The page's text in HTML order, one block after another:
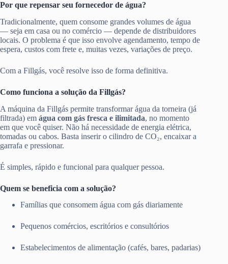
Por que repensar seu fornecedor de água?
Tradicionalmente, quem consome grandes volumes de água
— seja em casa ou no comércio — depende de distribuidores
locais. O problema é que isso envolve agendamento, tempo de
espera, custos com frete e, muitas vezes, variações de preço.
Com a Fillgás, você resolve isso de forma definitiva.
Como funciona a solução da Fillgás?
A máquina da Fillgás permite transformar água da torneira (já
filtrada) em água com gás fresca e ilimitada, no momento
em que você quiser. Não há necessidade de energia elétrica,
tomadas ou cabos. Basta inserir o cilindro de CO₂, encaixar a
garrafa e pressionar.
É simples, rápido e funcional para qualquer pessoa.
Quem se beneficia com a solução?
Famílias que consomem água com gás diariamente
Pequenos comércios, escritórios e consultórios
Estabelecimentos de alimentação (cafés, bares, padarias)